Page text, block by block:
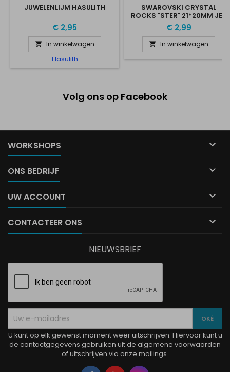
JUWELENLIJM HASULITH
€ 2,95
 In winkelwagen
Hasulith
SWAROVSKI CRYSTAL
ROCKS "STER" 21*20MM JET
€ 2,99
 In winkelwagen
Volg ons op Facebook
WORKSHOPS 
ONS BEDRIJF 
UW ACCOUNT 
CONTACTEER ONS 
NIEUWSBRIEF
U kunt op elk gewenst moment weer uitschrijven. Hiervoor kunt u
de contactgegevens gebruiken uit de algemene voorwaarden
of uitschrijven via onze mailings.